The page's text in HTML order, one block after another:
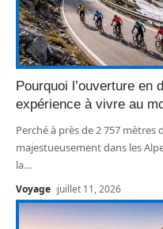
Pourquoi l’ouverture en
expérience à vivre au
Perché à près de 2 757
majestueusement dans les
la…
Voyage juillet 11, 2026